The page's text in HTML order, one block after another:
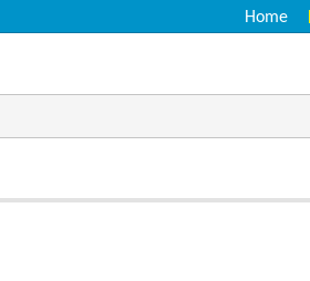
Home